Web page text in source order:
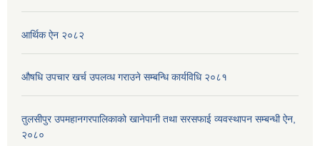
आर्थिक ऐन २०८२
औषधि उपचार खर्च उपलव्ध गराउने सम्बन्धि कार्यविधि २०८१
तुलसीपुर उपमहानगरपालिकाको खानेपानी तथा सरसफाई व्यवस्थापन सम्बन्धी ऐन,
२०८०